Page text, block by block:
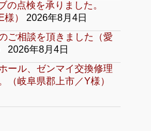
の点検を承りました。
）
2026年8月4日
ご相談を頂きました（愛
2026年8月4日
ール、ゼンマイ交換修理
（岐阜県郡上市／Y様）